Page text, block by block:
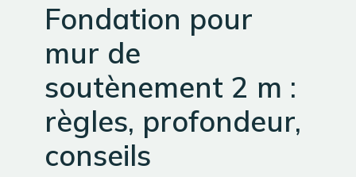
Jardinage
Bricolage
Fondation pour
mur de
soutènement 2 m :
règles, profondeur,
conseils